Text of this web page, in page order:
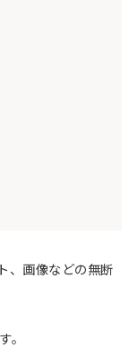
、画像などの無断
。